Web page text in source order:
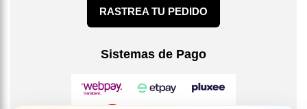
RASTREA TU PEDIDO
Sistemas de Pago